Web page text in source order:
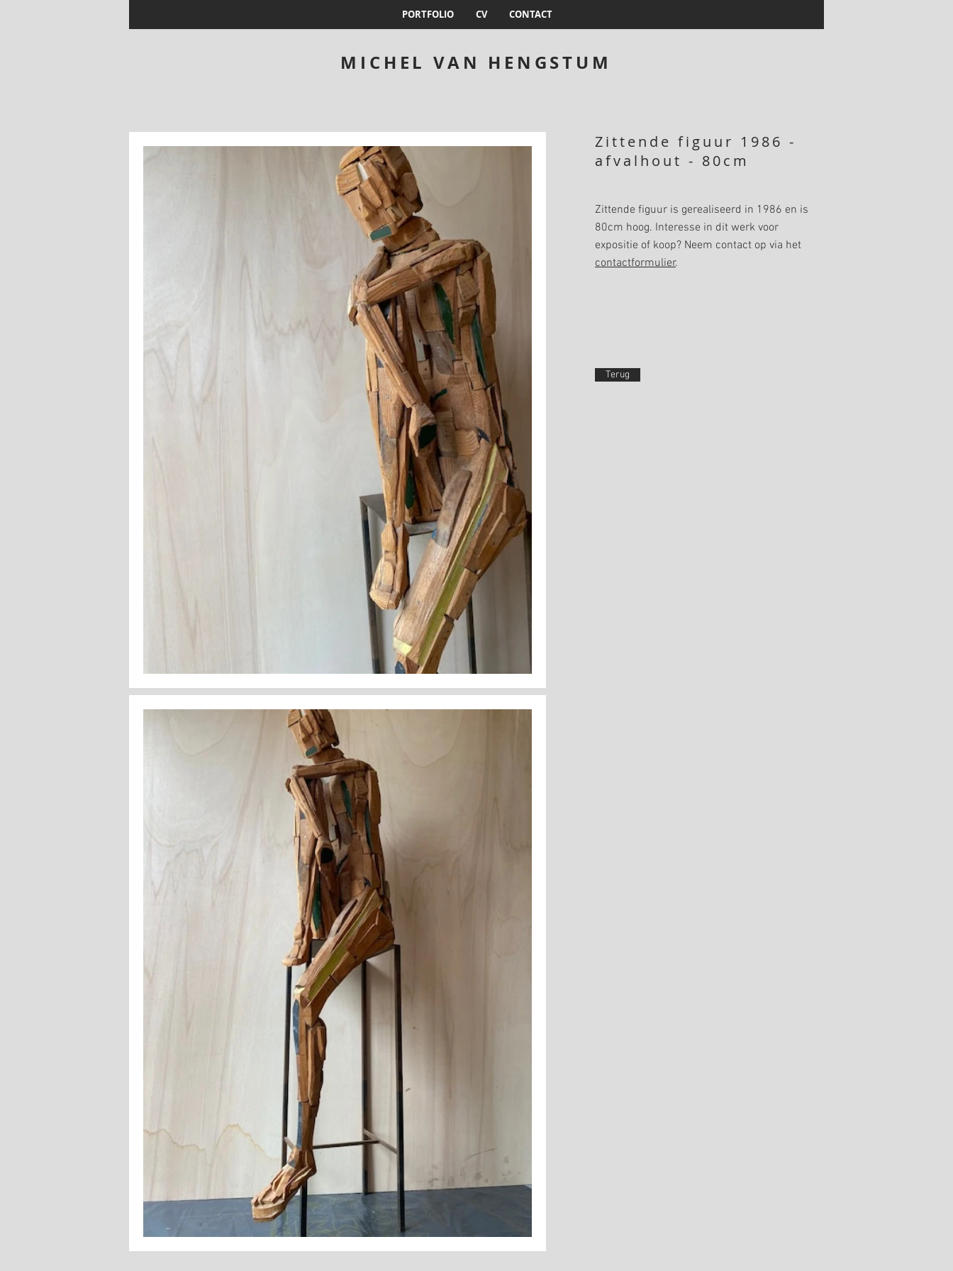
PORTFOLIO CV CONTACT
MICHEL VAN HENGSTUM
Zittende figuur 1986 -
afvalhout - 80cm
Zittende figuur is gerealiseerd in 1986 en is
80cm hoog. Interesse in dit werk voor
expositie of koop? Neem contact op via het
contactformulier.
Terug